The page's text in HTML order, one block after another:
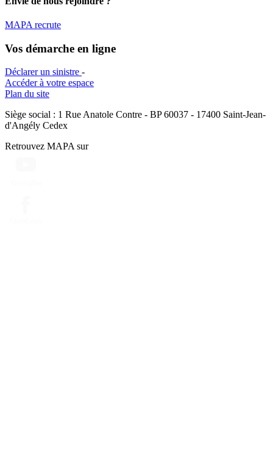
MAPA recrute
Vos démarche en ligne
Déclarer un sinistre -
Accéder à votre espace
Plan du site
Siège social : 1 Rue Anatole Contre - BP 60037 - 17400 Saint-Jean-
d'Angély Cedex
Retrouvez MAPA sur